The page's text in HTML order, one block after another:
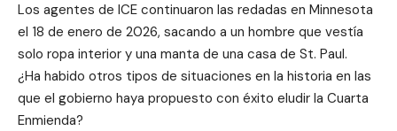
Los agentes de ICE continuaron las redadas en Minnesota
el 18 de enero de 2026, sacando a un hombre que vestía
solo ropa interior y una manta de una casa de St. Paul.
¿Ha habido otros tipos de situaciones en la historia en las
que el gobierno haya propuesto con éxito eludir la Cuarta
Enmienda?